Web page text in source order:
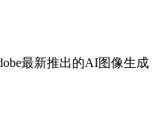
最新推出的AI图像生成